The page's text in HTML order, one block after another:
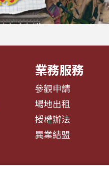
業務服務
參觀申請
場地出租
授權辦法
異業結盟